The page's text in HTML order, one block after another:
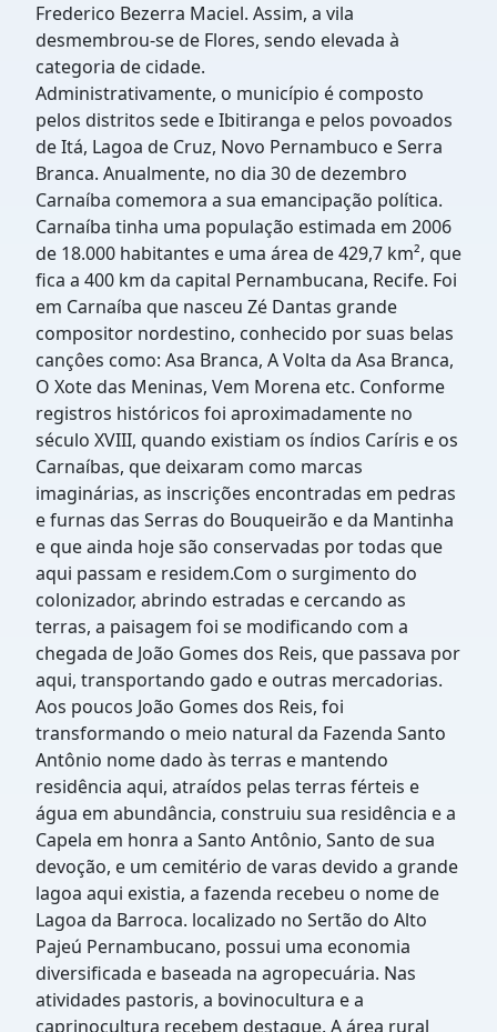
Frederico Bezerra Maciel. Assim, a vila
desmembrou-se de Flores, sendo elevada à
categoria de cidade.
Administrativamente, o município é composto
pelos distritos sede e Ibitiranga e pelos povoados
de Itá, Lagoa de Cruz, Novo Pernambuco e Serra
Branca. Anualmente, no dia 30 de dezembro
Carnaíba comemora a sua emancipação política.
Carnaíba tinha uma população estimada em 2006
de 18.000 habitantes e uma área de 429,7 km², que
fica a 400 km da capital Pernambucana, Recife. Foi
em Carnaíba que nasceu Zé Dantas grande
compositor nordestino, conhecido por suas belas
cançôes como: Asa Branca, A Volta da Asa Branca,
O Xote das Meninas, Vem Morena etc. Conforme
registros históricos foi aproximadamente no
século XVIII, quando existiam os índios Caríris e os
Carnaíbas, que deixaram como marcas
imaginárias, as inscrições encontradas em pedras
e furnas das Serras do Bouqueirão e da Mantinha
e que ainda hoje são conservadas por todas que
aqui passam e residem.Com o surgimento do
colonizador, abrindo estradas e cercando as
terras, a paisagem foi se modificando com a
chegada de João Gomes dos Reis, que passava por
aqui, transportando gado e outras mercadorias.
Aos poucos João Gomes dos Reis, foi
transformando o meio natural da Fazenda Santo
Antônio nome dado às terras e mantendo
residência aqui, atraídos pelas terras férteis e
água em abundância, construiu sua residência e a
Capela em honra a Santo Antônio, Santo de sua
devoção, e um cemitério de varas devido a grande
lagoa aqui existia, a fazenda recebeu o nome de
Lagoa da Barroca. localizado no Sertão do Alto
Pajeú Pernambucano, possui uma economia
diversificada e baseada na agropecuária. Nas
atividades pastoris, a bovinocultura e a
caprinocultura recebem destaque. A área rural